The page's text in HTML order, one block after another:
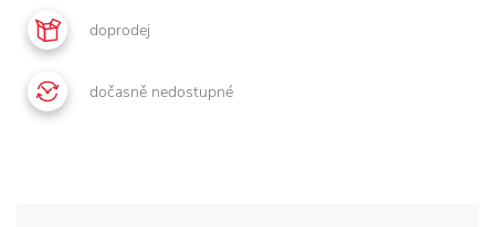
doprodej
dočasně nedostupné